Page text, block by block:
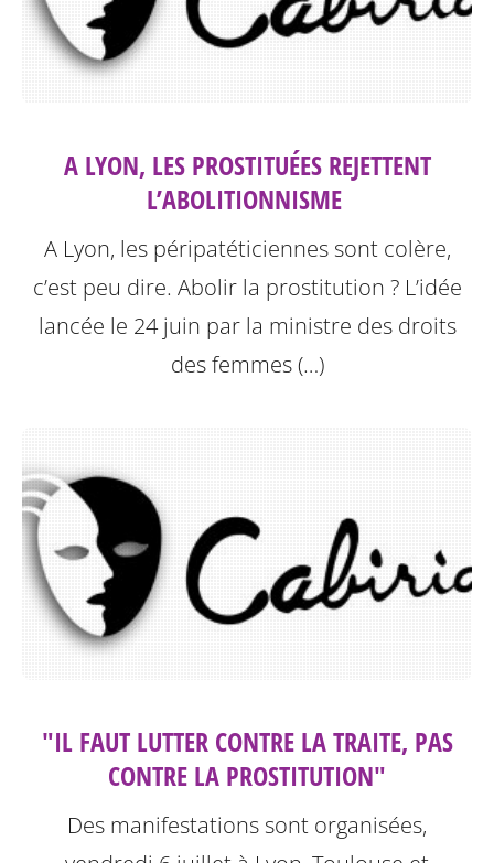
A LYON, LES PROSTITUÉES REJETTENT
L’ABOLITIONNISME ‎
A Lyon, les péripatéticiennes sont colère,
c’est peu dire. Abolir la prostitution ? L’idée
lancée le 24 juin par la ministre des droits
des femmes (…)
"IL FAUT LUTTER CONTRE LA TRAITE, PAS
CONTRE LA PROSTITUTION"
Des manifestations sont organisées,